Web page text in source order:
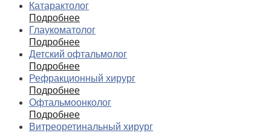
Катарактолог
Подробнее
Глаукоматолог
Подробнее
Детский офтальмолог
Подробнее
Рефракционный хирург
Подробнее
Офтальмоонколог
Подробнее
Витреоретинальный хирург